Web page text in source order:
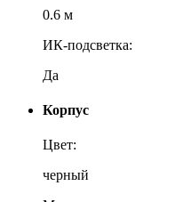
0.6 м
ИК-подсветка:
Да
Корпус
Цвет:
черный